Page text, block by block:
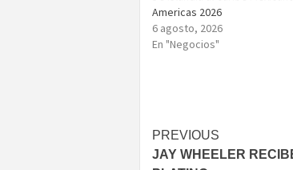
Americas 2026
6 agosto, 2026
En "Negocios"
Post
navigation
PREVIOUS
JAY WHEELER